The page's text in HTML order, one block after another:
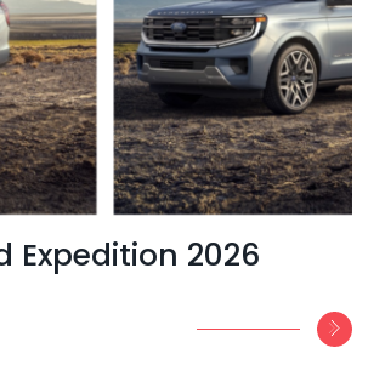
Expedition 2026